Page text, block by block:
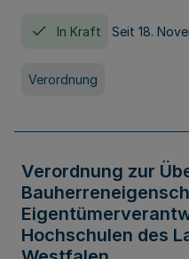
In Kraft Seit 18.
Verordnung
Verordnung zur
Hochschulen des